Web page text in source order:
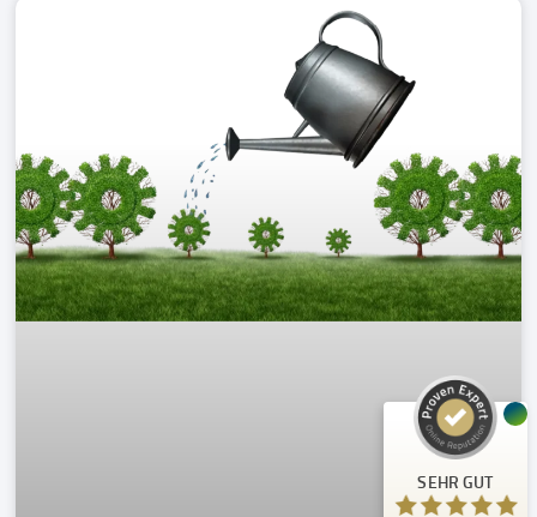
SEHR GUT
Kundenbewertungen und Erfahrungen zu
A.C.T. GmbH
ProvenExpert.com
SEHR GUT
24
ProvenExpert.com